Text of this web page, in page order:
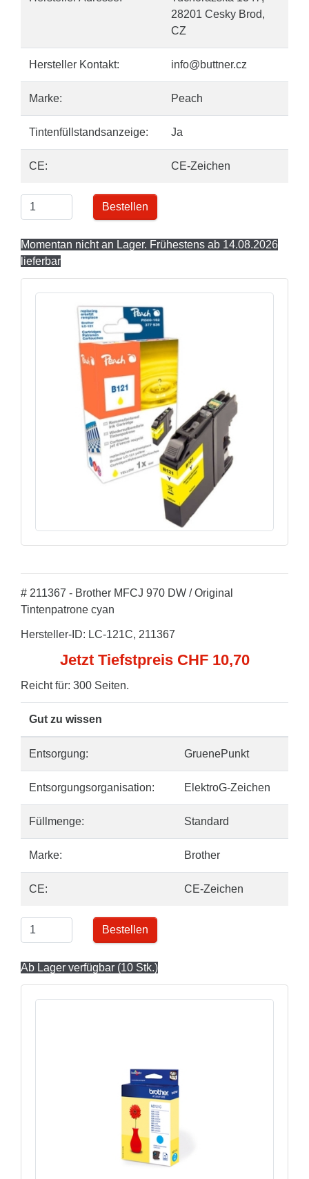
28201 Cesky Brod,
CZ
Hersteller Kontakt: info@buttner.cz
Marke: Peach
Tintenfüllstandsanzeige: Ja
CE: CE-Zeichen
Bestellen
Momentan nicht an Lager. Frühestens ab 14.08.2026
lieferbar
# 211367 - Brother MFCJ 970 DW / Original
Tintenpatrone cyan
Hersteller-ID: LC-121C, 211367
Jetzt Tiefstpreis CHF 10,70
Reicht für: 300 Seiten.
Gut zu wissen
Entsorgung: GruenePunkt
Entsorgungsorganisation: ElektroG-Zeichen
Füllmenge: Standard
Marke: Brother
CE: CE-Zeichen
Bestellen
Ab Lager verfügbar (10 Stk.)